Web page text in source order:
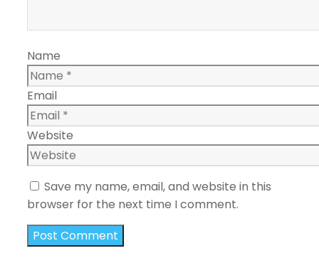
Name
Email
Website
Save my name, email, and website in this
browser for the next time I comment.